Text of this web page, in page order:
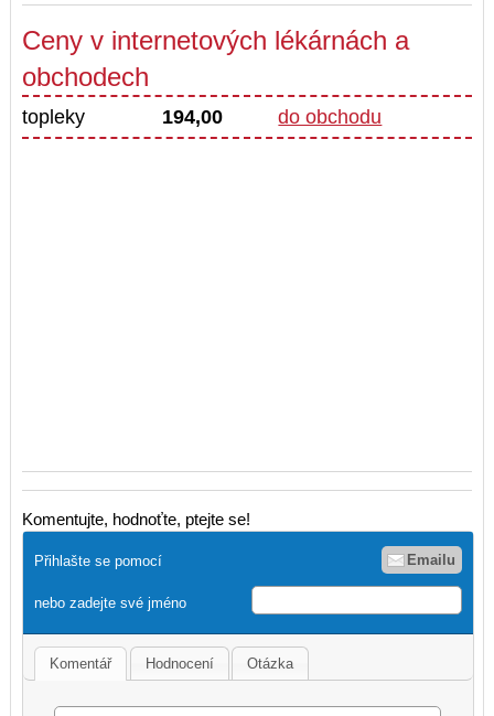
Ceny v internetových lékárnách a
obchodech
topleky 194,00 do obchodu
Komentujte, hodnoťte, ptejte se!
Přihlašte se pomocí Emailu
nebo zadejte své jméno
Komentář Hodnocení Otázka